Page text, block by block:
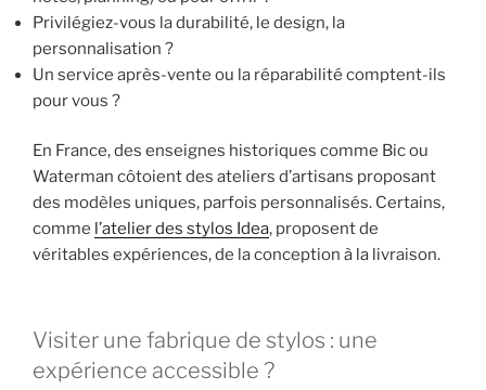
Privilégiez-vous la durabilité, le design, la
personnalisation ?
Un service après-vente ou la réparabilité comptent-ils
pour vous ?
En France, des enseignes historiques comme Bic ou
Waterman côtoient des ateliers d’artisans proposant
des modèles uniques, parfois personnalisés. Certains,
comme l’atelier des stylos Idea, proposent de
véritables expériences, de la conception à la livraison.
Visiter une fabrique de stylos : une
expérience accessible ?